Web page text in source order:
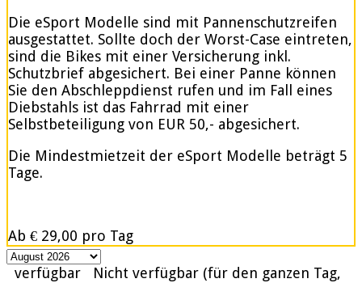
Die eSport Modelle sind mit Pannenschutzreifen
ausgestattet. Sollte doch der Worst-Case eintreten,
sind die Bikes mit einer Versicherung inkl.
Schutzbrief abgesichert. Bei einer Panne können
Sie den Abschleppdienst rufen und im Fall eines
Diebstahls ist das Fahrrad mit einer
Selbstbeteiligung von EUR 50,- abgesichert.
Die Mindestmietzeit der eSport Modelle beträgt 5
Tage.
Ab € 29,00 pro Tag
verfügbar
Nicht verfügbar (für den ganzen Tag,